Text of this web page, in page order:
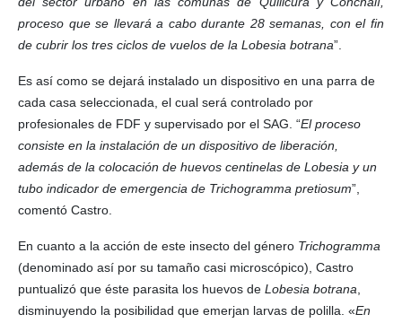
proceso que se llevará a cabo durante 28 semanas, con el fin
de cubrir los tres ciclos de vuelos de la Lobesia botrana”.
Es así como se dejará instalado un dispositivo en una parra de
cada casa seleccionada, el cual será controlado por
profesionales de FDF y supervisado por el SAG. “El proceso
consiste en la instalación de un dispositivo de liberación,
además de la colocación de huevos centinelas de Lobesia y un
tubo indicador de emergencia de Trichogramma pretiosum”,
comentó Castro.
En cuanto a la acción de este insecto del género Trichogramma
(denominado así por su tamaño casi microscópico), Castro
puntualizó que éste parasita los huevos de Lobesia botrana
disminuyendo la posibilidad que emerjan larvas de polilla. «En